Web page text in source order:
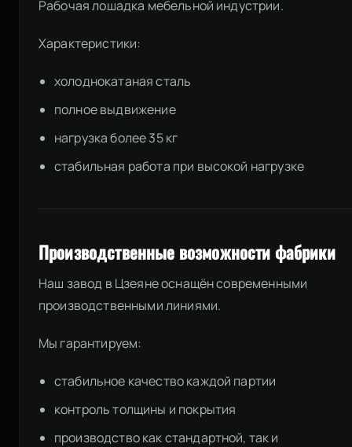
Рабочая лошадка мебельной индустрии.
Характеристики:
холоднокатаная сталь
полное выдвижение
нагрузка более 35 кг
стабильная работа при высокой нагрузке
Производственные возможности фабрики
Наш завод в Цзеяне оснащён современными
производственными линиями.
Мы гарантируем:
стабильное качество каждой партии
контроль толщины и покрытия
производство как стандартной, так и